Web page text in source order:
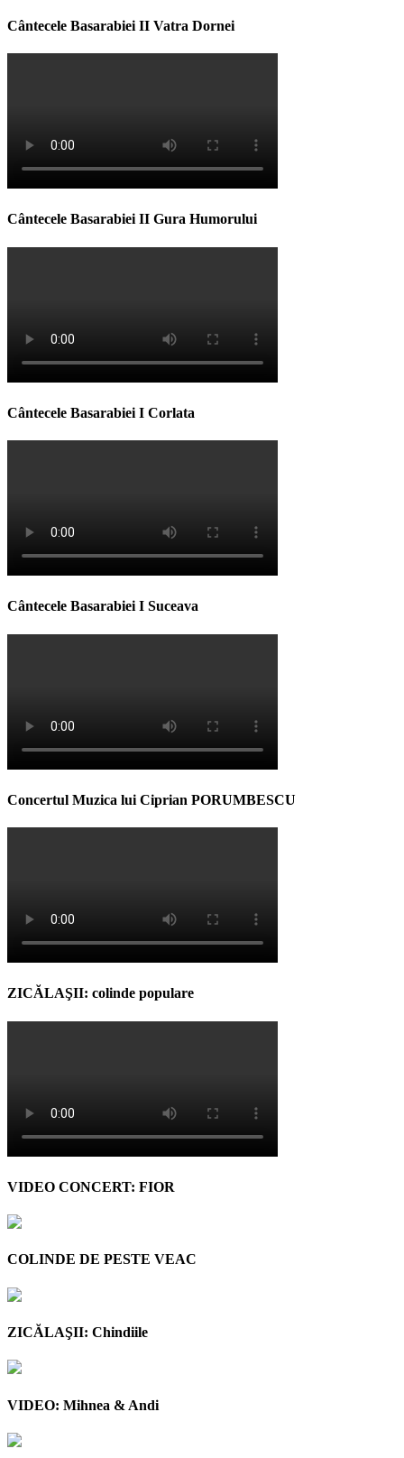
Cântecele Basarabiei II Vatra Dornei
Cântecele Basarabiei II Gura Humorului
Cântecele Basarabiei I Corlata
Cântecele Basarabiei I Suceava
Concertul Muzica lui Ciprian PORUMBESCU
ZICĂLAŞII: colinde populare
VIDEO CONCERT: FIOR
COLINDE DE PESTE VEAC
ZICĂLAŞII: Chindiile
VIDEO: Mihnea & Andi